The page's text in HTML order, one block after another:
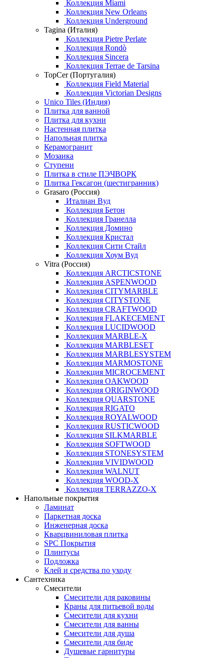
Коллекция Miami
Коллекция New Orleans
Коллекция Underground
Tagina (Италия)
Коллекция Pietre Perlate
Коллекция Rondò
Коллекция Sincera
Коллекция Terrae de Tarsina
TopCer (Португалия)
Коллекция Field Material
Коллекция Victorian Designs
Unico Tiles (Индия)
Плитка для ванной
Плитка для кухни
Настенная плитка
Напольная плитка
Керамогранит
Мозаика
Ступени
Плитка в стиле ПЭЧВОРК
Плитка Гексагон (шестигранник)
Grasaro (Россия)
Италиан Вуд
Коллекция Бетон
Коллекция Гранелла
Коллекция Домино
Коллекция Кристал
Коллекция Сити Стайл
Коллекция Хоум Вуд
Vitra (Россия)
Коллекция ARCTICSTONE
Коллекция ASPENWOOD
Коллекция CITYMARBLE
Коллекция CITYSTONE
Коллекция CRAFTWOOD
Коллекция FLAKECEMENT
Коллекция LUCIDWOOD
Коллекция MARBLE-X
Коллекция MARBLESET
Коллекция MARBLESYSTEM
Коллекция MARMOSTONE
Коллекция MICROCEMENT
Коллекция OAKWOOD
Коллекция ORIGINWOOD
Коллекция QUARSTONE
Коллекция RIGATO
Коллекция ROYALWOOD
Коллекция RUSTICWOOD
Коллекция SILKMARBLE
Коллекция SOFTWOOD
Коллекция STONESYSTEM
Коллекция VIVIDWOOD
Коллекция WALNUT
Коллекция WOOD-X
Коллекция ТЕRRАZZO-X
Напольные покрытия
Ламинат
Паркетная доска
Инженерная доска
Кварцвиниловая плитка
SPC Покрытия
Плинтусы
Подложка
Клей и средства по уходу
Сантехника
Смесители
Смесители для раковины
Краны для питьевой воды
Смесители для кухни
Смесители для ванны
Смесители для душа
Смесители для биде
Душевые гарнитуры